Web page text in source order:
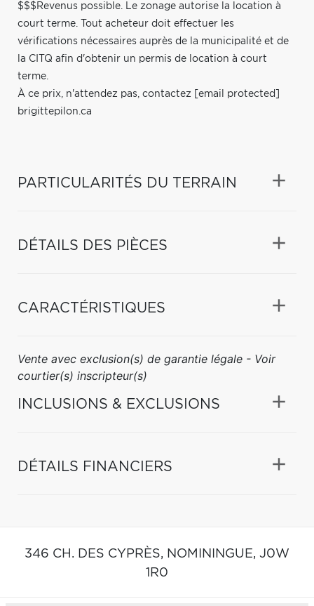
$$$Revenus possible. Le zonage autorise la location à
court terme. Tout acheteur doit effectuer les
vérifications nécessaires auprès de la municipalité et de
la CITQ afin d'obtenir un permis de location à court
terme.
À ce prix, n'attendez pas, contactez
[email protected]
brigittepilon.ca
PARTICULARITÉS DU TERRAIN
DÉTAILS DES PIÈCES
CARACTÉRISTIQUES
Vente avec exclusion(s) de garantie légale - Voir
courtier(s) inscripteur(s)
INCLUSIONS & EXCLUSIONS
DÉTAILS FINANCIERS
346 CH. DES CYPRÈS, NOMININGUE, J0W
1R0